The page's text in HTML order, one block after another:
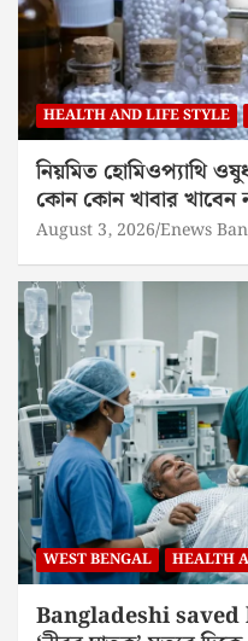
HEALTH AND LIFE STYLE
নিয়মিত হোমিওপ্যাথি
কোন কোন খাবার খাবেন
August 3, 2026 Enews
WEST BENGAL HEALTH
Bangladeshi